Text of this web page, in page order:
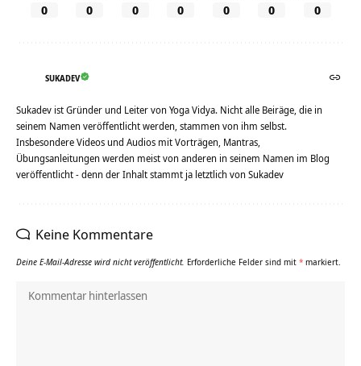
0 0 0 0 0 0 0
SUKADEV
Sukadev ist Gründer und Leiter von Yoga Vidya. Nicht alle Beiräge, die in
seinem Namen veröffentlicht werden, stammen von ihm selbst.
Insbesondere Videos und Audios mit Vorträgen, Mantras,
Übungsanleitungen werden meist von anderen in seinem Namen im Blog
veröffentlicht - denn der Inhalt stammt ja letztlich von Sukadev
Keine Kommentare
Deine E-Mail-Adresse wird nicht veröffentlicht. Erforderliche Felder sind mit * markiert.